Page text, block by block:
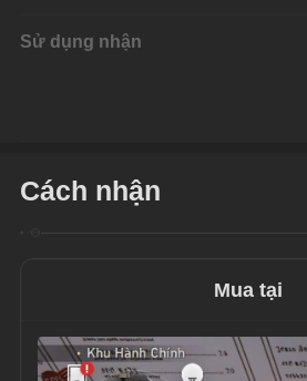
Sử dụng nhận
Cách nhận
Mua tại